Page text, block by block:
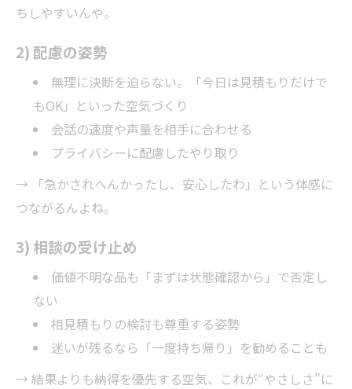
ちしやすいんや。
2) 配慮の姿勢
無理に決断を迫らない。「今日は見積もりだけで
もOK」といった空気づくり
会話の速度や声量を相手に合わせる
プライバシーに配慮したやり取り
→ 「急かされへんかったし、安心したわ」という体感に
つながるんよね。
3) 相談の受け止め
価値不明な品も「まずは状態確認から」で否定し
ない
相見積もりの検討も尊重する姿勢
迷いが残るなら「一度持ち帰り」を勧めることも
→ 結果よりも納得を優先する空気、これが“やさしさ”に